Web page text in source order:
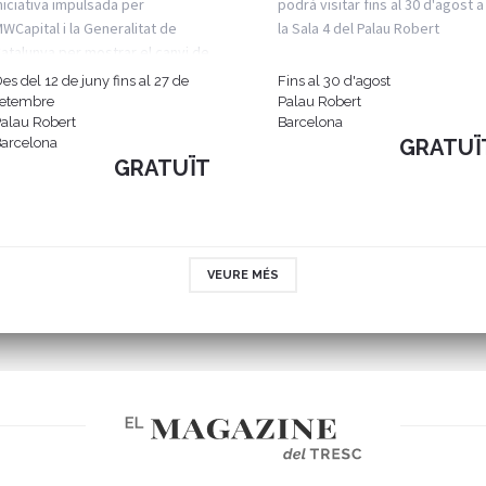
impulsada per
i la Generalitat de
per mostrar el canvi de
del 12 de juny fins al 27 de
Robert
GRATUÏT
podrà visitar fins al 30 d'agost a
la Sala 4 del Palau Robert
Fins al 30 d'agost
Palau Robert
Barcelona
VEURE MÉS